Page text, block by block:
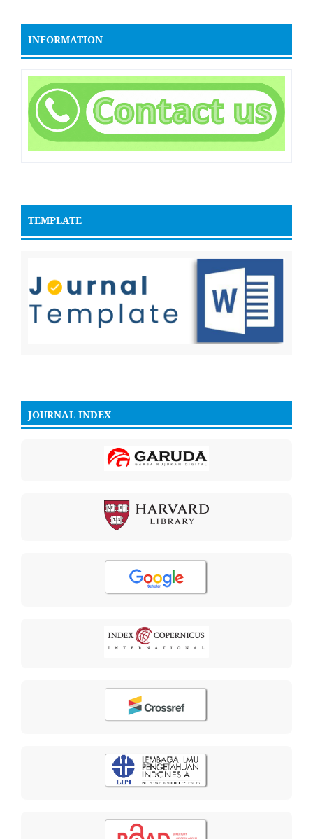
INFORMATION
TEMPLATE
JOURNAL INDEX